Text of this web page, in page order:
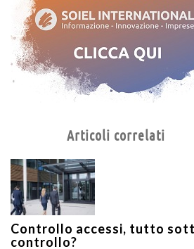
Articoli correlati
Controllo accessi, tutto
controllo?